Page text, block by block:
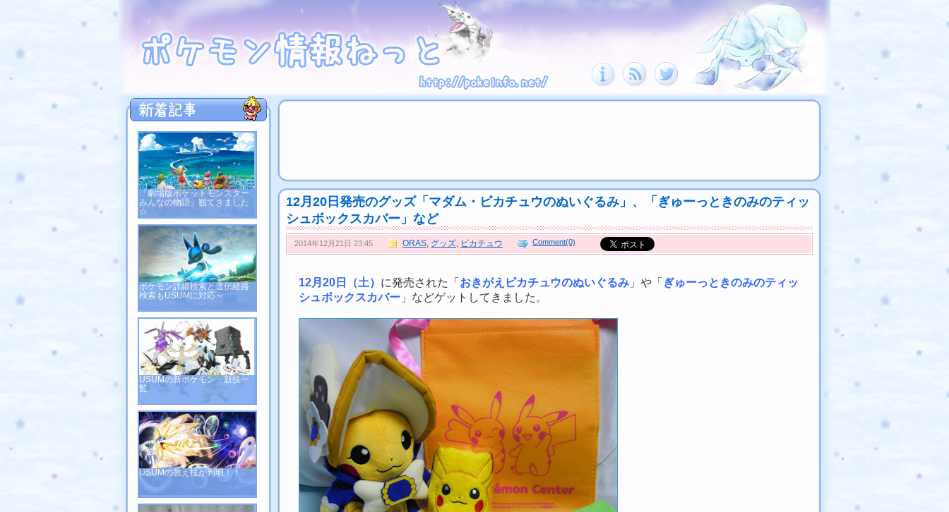
「劇場版ポケットモンスター
みんなの物語」観てきました
☆
ポケモン詳細検索と遺伝経路
検索もUSUMに対応～
USUMの新ポケモン・新技一
覧
USUMの教え技が判明！！
12月20日発売のグッズ「マダム・ピカチュウのぬいぐるみ」、「ぎゅーっときのみのティッ
シュボックスカバー」など
2014年12月21日 23:45 ORAS, グッズ, ピカチュウ Comment(0)
12月20日（土） に発売された「 おきがえピカチュウのぬいぐるみ 」や「 ぎゅーっときのみのティッ
シュボックスカバー 」などゲットしてきました。